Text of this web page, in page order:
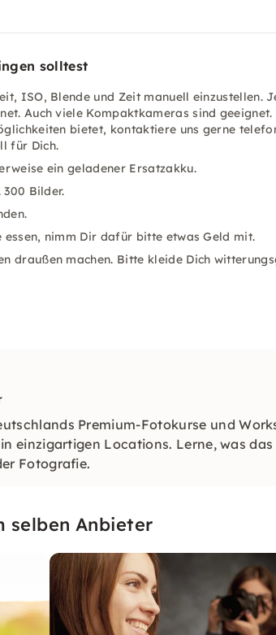
solltest
ISO, Blende und Zeit manuell einzustellen.
Auch viele Kompaktkameras sind geeignet.
bietet, kontaktiere uns gerne
für Dich.
ein geladener Ersatzakku.
Bilder.
nimm Dir dafür bitte etwas Geld mit.
draußen machen. Bitte kleide Dich
Premium-Fotokurse und
einzigartigen Locations. Lerne, was
Fotografie.
selben Anbieter